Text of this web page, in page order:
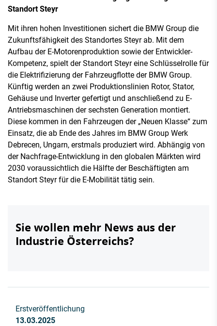
Standort Steyr
Mit ihren hohen Investitionen sichert die BMW Group die
Zukunftsfähigkeit des Standortes Steyr ab. Mit dem
Aufbau der E-Motorenproduktion sowie der Entwickler-
Kompetenz, spielt der Standort Steyr eine Schlüsselrolle für
die Elektrifizierung der Fahrzeugflotte der BMW Group.
Künftig werden an zwei Produktionslinien Rotor, Stator,
Gehäuse und Inverter gefertigt und anschließend zu E-
Antriebsmaschinen der sechsten Generation montiert.
Diese kommen in den Fahrzeugen der „Neuen Klasse“ zum
Einsatz, die ab Ende des Jahres im BMW Group Werk
Debrecen, Ungarn, erstmals produziert wird. Abhängig von
der Nachfrage-Entwicklung in den globalen Märkten wird
2030 voraussichtlich die Hälfte der Beschäftigten am
Standort Steyr für die E-Mobilität tätig sein.
Sie wollen mehr News aus der
Industrie Österreichs?
Erstveröffentlichung
13.03.2025